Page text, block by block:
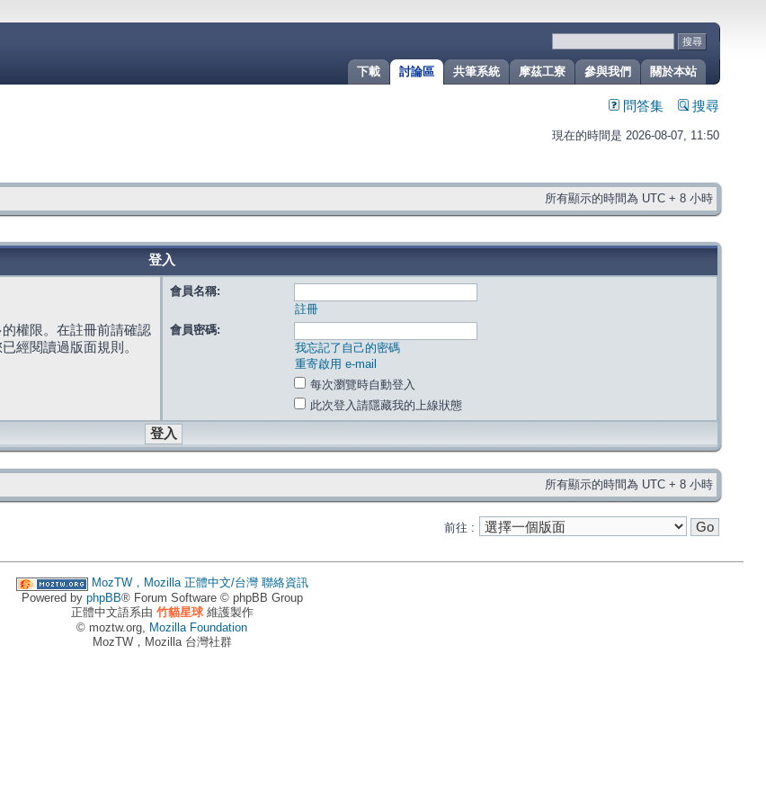
關於本站
參與我們
摩茲工寮
共筆系統
討論區
下載
問答集 搜尋
現在的時間是 2026-08-07, 11:50
所有顯示的時間為 UTC + 8 小時
登入
權限。在註冊前請確認
經閱讀過版面規則。
會員名稱:
註冊
會員密碼:
我忘記了自己的密碼
重寄啟用 e-mail
每次瀏覽時自動登入
此次登入請隱藏我的上線狀態
所有顯示的時間為 UTC + 8 小時
前往 :
MozTW，Mozilla 正體中文/台灣 聯絡資訊
Powered by phpBB® Forum Software © phpBB Group
正體中文語系由 竹貓星球維護製作
© moztw.org, Mozilla Foundation
MozTW，Mozilla 台灣社群